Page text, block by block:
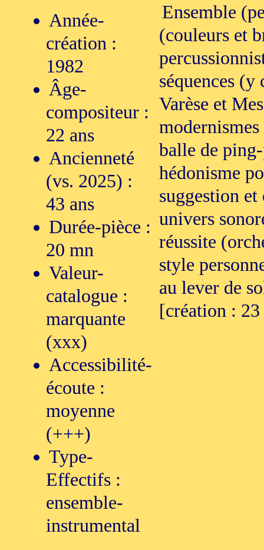
Année-
création :
1982
Âge-
compositeur :
22 ans
Ancienneté
(vs. 2025) :
43 ans
Durée-pièce :
20 mn
Valeur-
catalogue :
marquante
(xxx)
Accessibilité-
écoute :
moyenne
(+++)
Type-
Effectifs :
ensemble-
instrumental
Ensemble
(couleurs et
séquences
Varèse et
balle de
hédonisme
suggestion
univers
réussite
style
au lever de
[création :